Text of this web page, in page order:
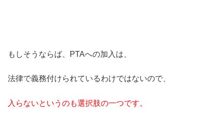
もしそうならば、PTAへの加入は、
法律で義務付けられているわけではないので、
入らないというのも選択肢の一つです。